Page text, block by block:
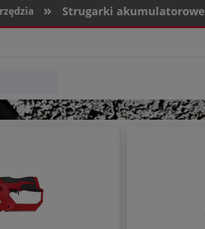
» Strugarki akumulatorowe